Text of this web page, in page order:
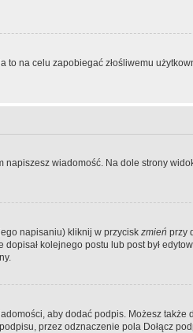
to na celu zapobiegać złośliwemu
napiszesz wiadomość. Na dole strony
napisaniu) kliknij w przycisk zmień przy
kolejnego postu lub post był
aby dodać podpis. Możesz także
przez odznaczenie pola Dołącz